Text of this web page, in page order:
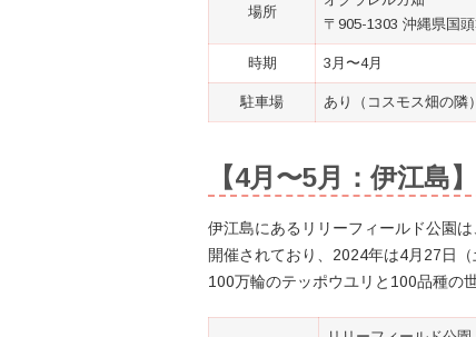
場所
〒905-1303 沖縄県国
時期 3月〜4月
駐車場 あり（コスモス畑の隣）
【4月〜5月：伊江島
伊江島にあるリリーフィールド公園
開催されており、2024年は4月27日
100万輪のテッポウユリと100品種の